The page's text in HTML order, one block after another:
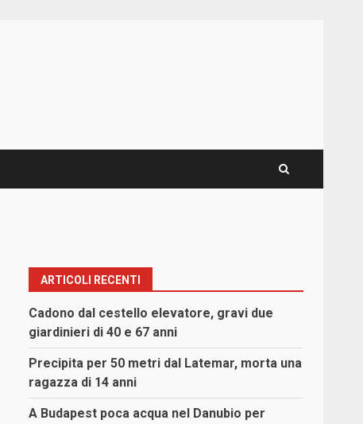
ARTICOLI RECENTI
Cadono dal cestello elevatore, gravi due
giardinieri di 40 e 67 anni
Precipita per 50 metri dal Latemar, morta una
ragazza di 14 anni
A Budapest poca acqua nel Danubio per